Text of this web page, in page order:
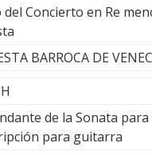
del Concierto en Re
BARROCA DE
de la Sonata
para guitarra